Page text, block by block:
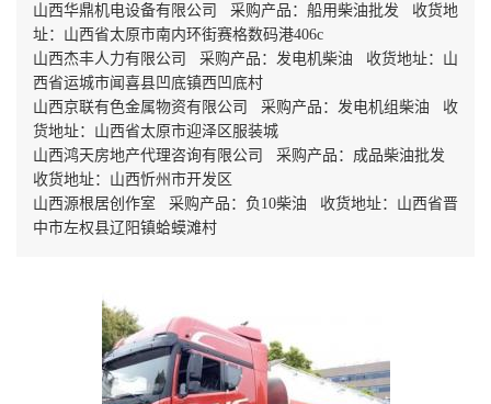
山西华鼎机电设备有限公司 采购产品：船用柴油批发 收货地
址：山西省太原市南内环街赛格数码港406c
山西杰丰人力有限公司 采购产品：发电机柴油 收货地址：山
西省运城市闻喜县凹底镇西凹底村
山西京联有色金属物资有限公司 采购产品：发电机组柴油 收
货地址：山西省太原市迎泽区服装城
山西鸿天房地产代理咨询有限公司 采购产品：成品柴油批发
收货地址：山西忻州市开发区
山西源根居创作室 采购产品：负10柴油 收货地址：山西省晋
中市左权县辽阳镇蛤蟆滩村